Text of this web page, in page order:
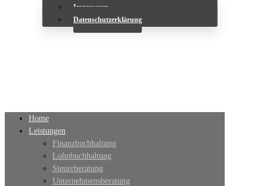
Impressum
Datenschutzerklärung
Home
Leistungen
Finanzbuchhaltung
Lohnbuchhaltung
Steuerberatung
Unternehmensberatung